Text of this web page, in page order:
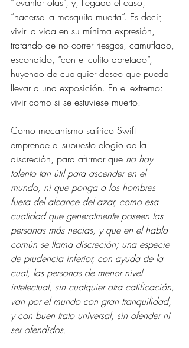
“hacerse la mosquita muerta”. Es decir,
vivir la vida en su mínima expresión,
tratando de no correr riesgos, camuflado,
escondido, “con el culito apretado”,
huyendo de cualquier deseo que pueda
llevar a una exposición. En el extremo:
vivir como si se estuviese muerto.
Como mecanismo satírico Swift
emprende el supuesto elogio de la
discreción, para afirmar que no hay
talento tan útil para ascender en el
mundo, ni que ponga a los hombres
fuera del alcance del azar, como esa
cualidad que generalmente poseen las
personas más necias, y que en el habla
común se llama discreción; una especie
de prudencia inferior, con ayuda de la
cual, las personas de menor nivel
intelectual, sin cualquier otra calificación,
van por el mundo con gran tranquilidad,
y con buen trato universal, sin ofender ni
ser ofendidos.